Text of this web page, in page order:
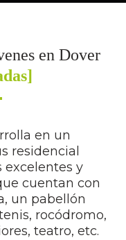
en Dover
en un
residencial
excelentes y
cuentan con
un pabellón
rocódromo,
teatro, etc.